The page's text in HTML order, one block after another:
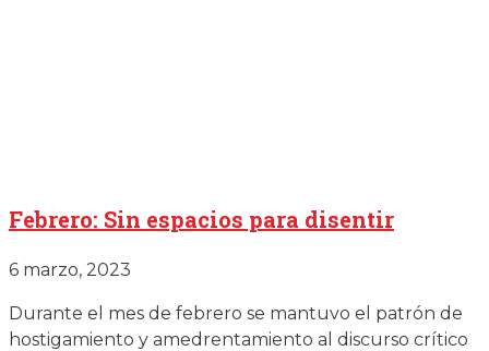
Febrero: Sin espacios para disentir
6 marzo, 2023
Durante el mes de febrero se mantuvo el patrón de
hostigamiento y amedrentamiento al discurso crítico